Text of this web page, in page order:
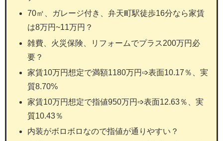
70㎡、ガレージ付き、弁天町駅徒歩16分なら家賃
は8万円~11万円？
雑費、火災保険、リフォームでプラス200万円必
要？
家賃10万円想定で満額1180万円➩表面10.17％、実
質8.70%
家賃10万円想定で指値950万円➩表面12.63％、実
質10.43％
内装がボロボロなので指値が通りやすい？